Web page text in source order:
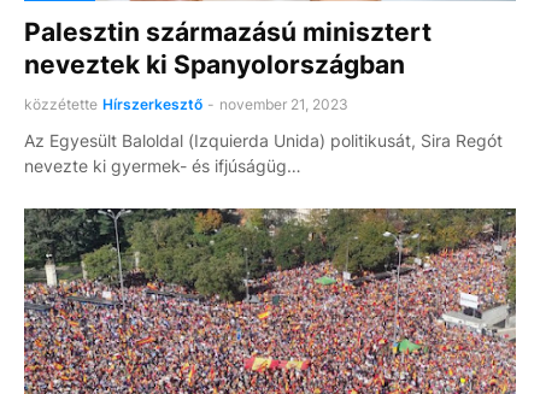
Palesztin származású minisztert
neveztek ki Spanyolországban
közzétette Hírszerkesztő - november 21, 2023
Az Egyesült Baloldal (Izquierda Unida) politikusát, Sira Regót
nevezte ki gyermek- és ifjúságüg…